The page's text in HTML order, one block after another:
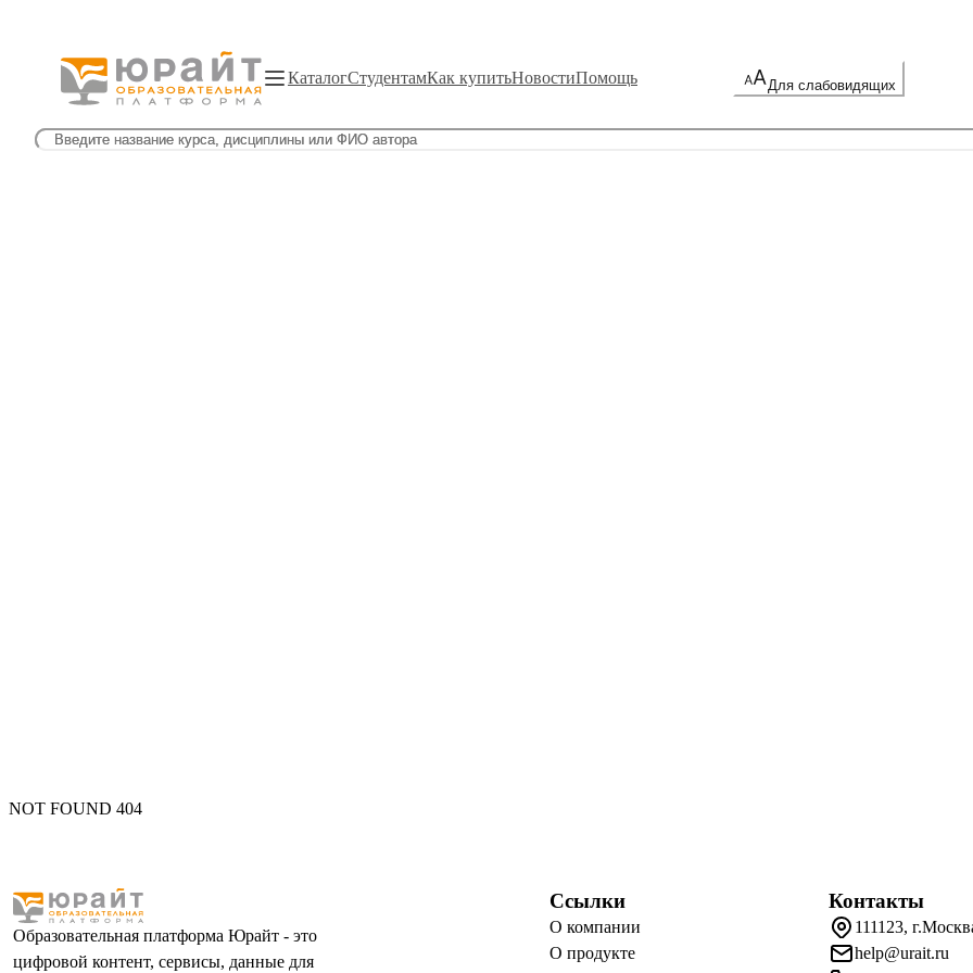
КаталогСтудентамКак купитьНовостиПомощь Для слабовидящих
NOT FOUND 404
Образовательная платформа Юрайт - это
цифровой контент, сервисы, данные для
Ссылки
О компании
О продукте
Контакты
111123,
help@urait.ru